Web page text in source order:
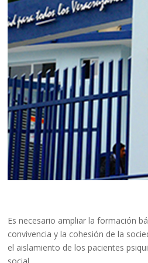
Es necesario ampliar la formación
convivencia y la cohesión de la
el aislamiento de los pacientes